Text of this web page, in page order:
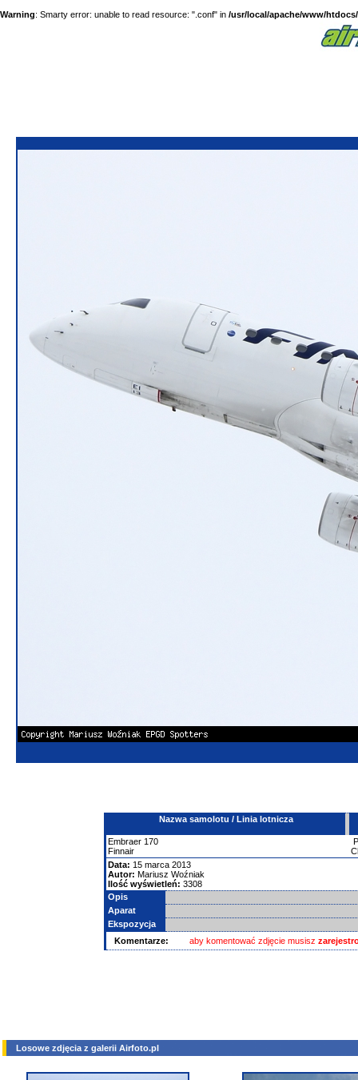
Warning: Smarty error: unable to read resource: ".conf" in /usr/local/apache/www/
Nazwa samolotu / Linia lotnicza
Embraer 170
Finnair
Data: 15 marca 2013
Autor: Mariusz Woźniak
Ilość wyświetleń: 3308
Opis
Aparat
Ekspozycja
Komentarze:
aby komentować zdjęcie musisz
Losowe zdjęcia z galerii Airfoto.pl